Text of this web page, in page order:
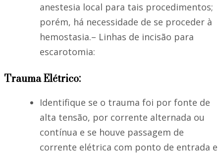
anestesia local para tais procedimentos;
porém, há necessidade de se proceder à
hemostasia.– Linhas de incisão para
escarotomia:
Trauma Elétrico:
Identifique se o trauma foi por fonte de
alta tensão, por corrente alternada ou
contínua e se houve passagem de
corrente elétrica com ponto de entrada e